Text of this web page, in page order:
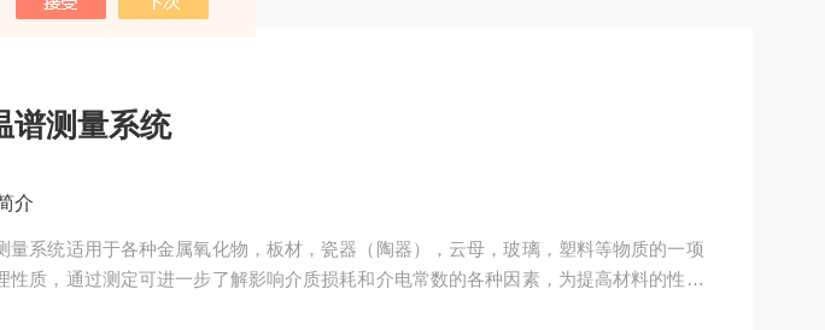
谱测量系统
介
量系统适用于各种金属氧化物，板材，瓷器（陶器），云母，玻璃，塑料等物质的一项
性质，通过测定可进一步了解影响介质损耗和介电常数的各种因素，为提高材料的性能